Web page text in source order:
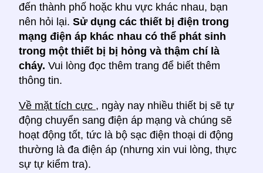
đến thành phố hoặc khu vực khác nhau, bạn
nên hỏi lại. Sử dụng các thiết bị điện trong
mạng điện áp khác nhau có thể phát sinh
trong một thiết bị bị hỏng và thậm chí là
cháy. Vui lòng đọc thêm trang để biết thêm
thông tin.
Về mặt tích cực , ngày nay nhiều thiết bị sẽ tự
động chuyển sang điện áp mạng và chúng sẽ
hoạt động tốt, tức là bộ sạc điện thoại di động
thường là đa điện áp (nhưng xin vui lòng, thực
sự tự kiểm tra).